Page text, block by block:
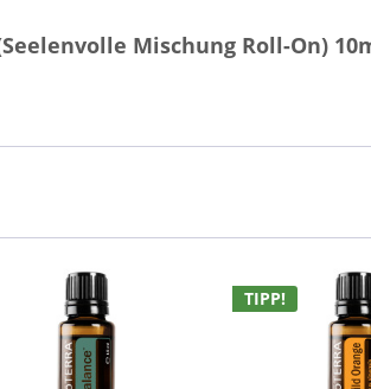
Mischung Roll-On)
TIPP!